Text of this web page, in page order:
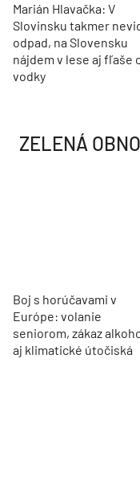
Marián Hlavačka: V
Slovinsku takmer
odpad, na Slovensku
nájdem v lese aj fľaše
vodky
ZELENÁ
Boj s horúčavami v
Európe: volanie
seniorom, zákaz
aj klimatické útočiská